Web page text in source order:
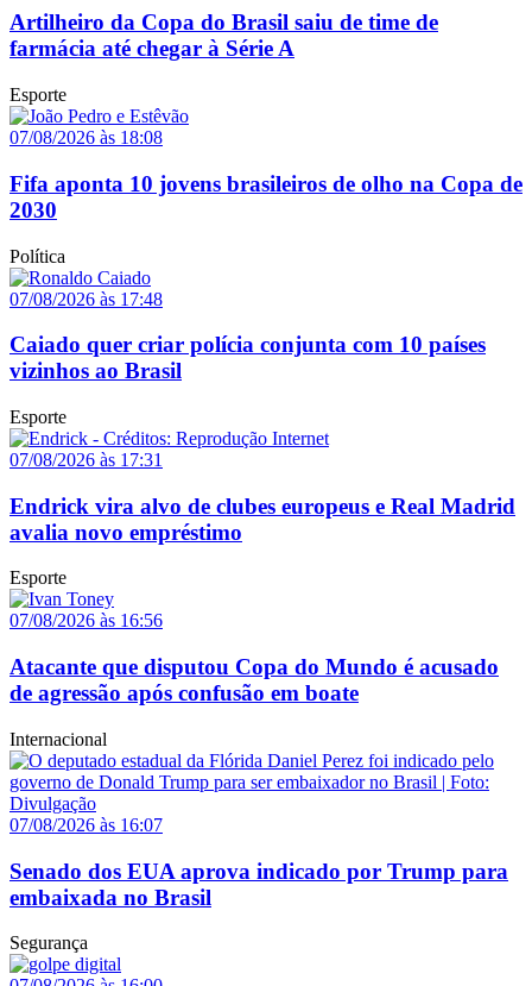
Artilheiro da Copa do Brasil saiu de time de
farmácia até chegar à Série A
Esporte
07/08/2026 às 18:08
Fifa aponta 10 jovens brasileiros de olho na Copa de
2030
Política
07/08/2026 às 17:48
Caiado quer criar polícia conjunta com 10 países
vizinhos ao Brasil
Esporte
07/08/2026 às 17:31
Endrick vira alvo de clubes europeus e Real Madrid
avalia novo empréstimo
Esporte
07/08/2026 às 16:56
Atacante que disputou Copa do Mundo é acusado
de agressão após confusão em boate
Internacional
07/08/2026 às 16:07
Senado dos EUA aprova indicado por Trump para
embaixada no Brasil
Segurança